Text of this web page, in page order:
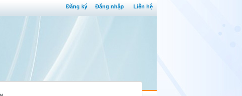
Đăng ký Đăng nhập Liên hệ